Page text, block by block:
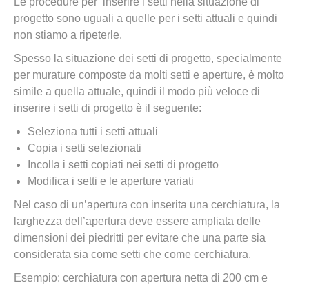
progetto sono uguali a quelle per i setti attuali e quindi
non stiamo a ripeterle.
Spesso la situazione dei setti di progetto, specialmente
per murature composte da molti setti e aperture, è molto
simile a quella attuale, quindi il modo più veloce di
inserire i setti di progetto è il seguente:
Seleziona tutti i setti attuali
Copia i setti selezionati
Incolla i setti copiati nei setti di progetto
Modifica i setti e le aperture variati
Nel caso di un’apertura con inserita una cerchiatura, la
larghezza dell’apertura deve essere ampliata delle
dimensioni dei piedritti per evitare che una parte sia
considerata sia come setti che come cerchiatura.
Esempio: cerchiatura con apertura netta di 200 cm e